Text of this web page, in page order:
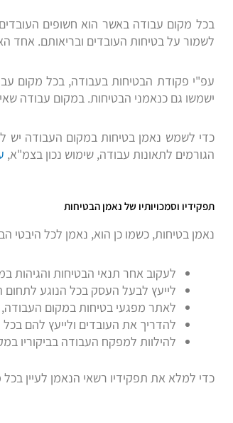
בכל מקום עבודה באשר הוא חשופים
לשמור על בטיחות העובדים ובריאותם. אחד
עפ"י פקודת הבטיחות בעבודה, בכל מקום עבודה המעסיק 25
ישמשו גם כנאמני הבטיחות. במקום עבודה
כדי לשמש נאמן בטיחות במקום העבודה יש
הגורמים לתאונות עבודה, שימוש נכון בצמ"א,
תפקידיו וסמכויותיו של נאמן הבטיחות
נאמן בטיחות, כשמו כן הוא, נאמן לכל
לעקוב אחר תנאי הבטיחות והגיהות
לייעץ לבעל העסק בכל הנוגע לתחום
לאתר מפגעי בטיחות במקום
להדריך את העובדים ולייעץ להם
להילוות למפקח העבודה בביקוריו
כדי למלא את תפקידיו רשאי הנאמן לעיין